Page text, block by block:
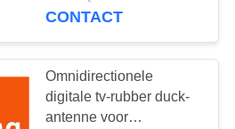
FT Coax Cable
CONTACT
Omnidirectionele
digitale tv-rubber duck-
antenne voor